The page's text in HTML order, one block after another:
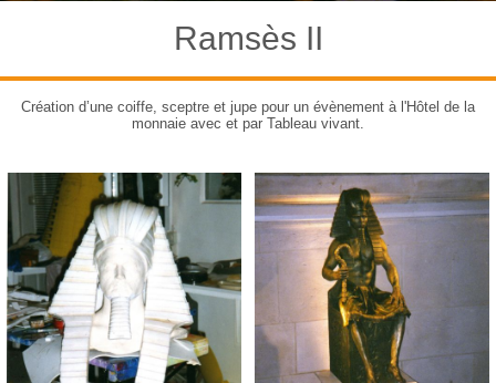
Ramsès II
Création d’une coiffe, sceptre et jupe pour un évènement à l'Hôtel de la
monnaie avec et par Tableau vivant.